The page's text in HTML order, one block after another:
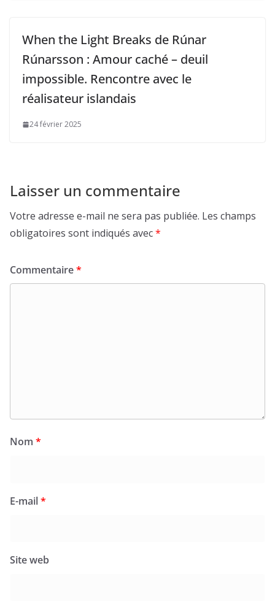
When the Light Breaks de Rúnar
Rúnarsson : Amour caché – deuil
impossible. Rencontre avec le
réalisateur islandais
24 février 2025
Laisser un commentaire
Votre adresse e-mail ne sera pas publiée. Les champs
obligatoires sont indiqués avec*
Commentaire*
Nom *
E-mail*
Site web